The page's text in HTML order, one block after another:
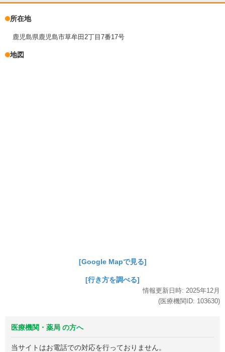
所在地
鹿児島県鹿児島市草牟田2丁目7番17号
地図
[Google Mapで見る]
[行き方を調べる]
情報更新日時: 2025年12月
(医療機関ID: 103630)
医療機関・薬局 の方へ
当サイトはお電話での対応を行っておりません。